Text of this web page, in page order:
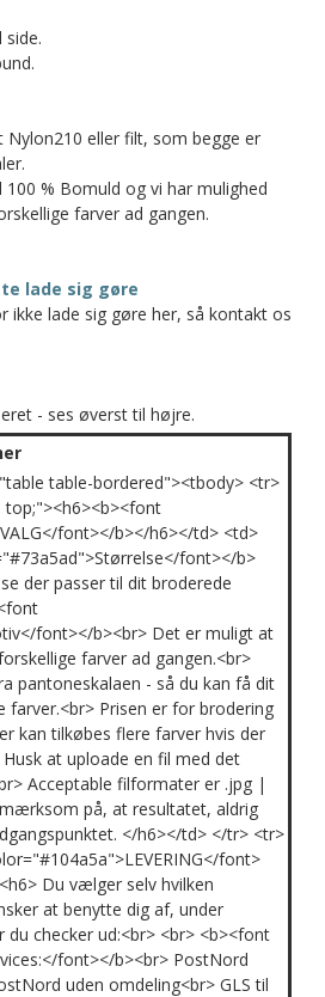
side.
Nylon210 eller filt, som begge er
% Bomuld og vi har mulighed
farver ad gangen.
lade sig gøre
ikke lade sig gøre her, så kontakt os
- ses øverst til højre.
table-bordered"><tbody> <tr>
font></b></h6></td> <td>
font></b>
der passer til dit broderede
font></b><br> Det er muligt at
farver ad gangen.<br>
pantoneskalaen - så du kan få dit
Prisen er for brodering
kan tilkøbes flere farver hvis der
at uploade en fil med det
Acceptable filformater er .jpg |
på, at resultatet, aldrig
</h6></td> </tr> <tr>
font>
Du vælger selv hvilken
at benytte dig af, under
du checker ud:<br> <br> <b><font
font></b><br> PostNord
uden omdeling<br> GLS til